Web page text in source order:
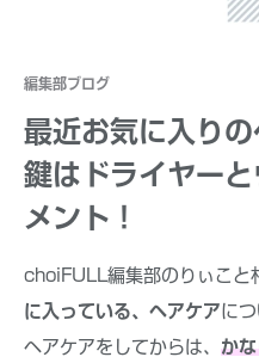
編集部ブログ
最近お気に入りの
鍵はドライヤー
メント！
choiFULL編集部のりぃこと
に入っている、ヘアケアに
ヘアケアをしてからは、 か